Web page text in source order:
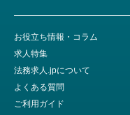
お役立ち情報・コラム
求人特集
法務求人.jpについて
よくある質問
ご利用ガイド